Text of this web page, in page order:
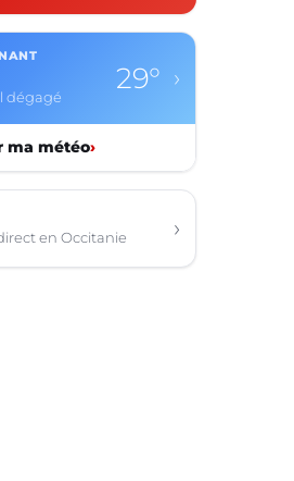
dégagé
29° ›
ma météo›
en Occitanie ›